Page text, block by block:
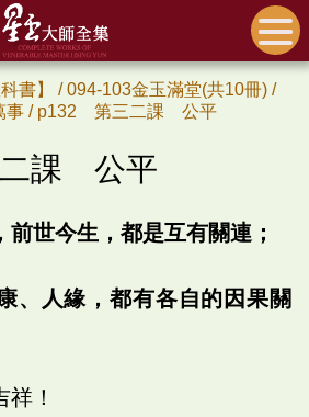
書】 /094-103金玉滿堂(共10冊) /
事 / p132 第三二課 公平
課 公平
前世今生，都是互有關連；
、人緣，都有各自的因果關
！